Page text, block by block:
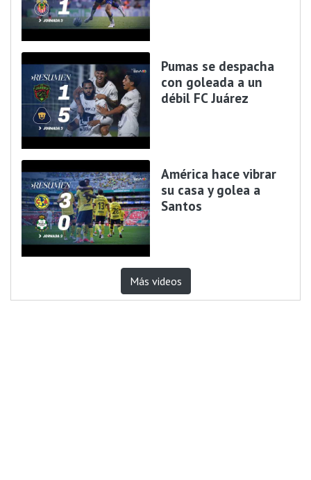
Pumas se despacha
con goleada a un
débil FC Juárez
América hace vibrar
su casa y golea a
Santos
Más videos